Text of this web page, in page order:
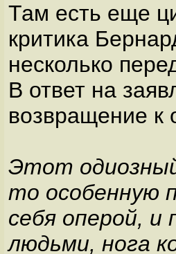
Там есть еще
критика
несколько
В ответ на
возвращение к
Этот
то особенную
себя оперой, и
людьми, нога